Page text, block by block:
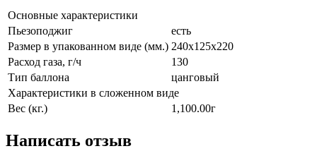
Основные характеристики
Пьезоподжиг
есть
Размер в упакованном виде (мм.) 240x125x220
Расход газа, г/ч
130
Тип баллона
цанговый
Характеристики в сложенном виде
Вес (кг.)
1,100.00г
Написать отзыв